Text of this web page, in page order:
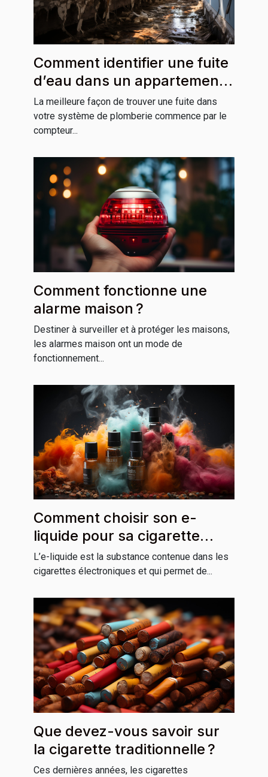
Comment identifier une fuite
d’eau dans un appartement
ou une maison ?
La meilleure façon de trouver une fuite dans
votre système de plomberie commence par le
compteur...
Comment fonctionne une
alarme maison ?
Destiner à surveiller et à protéger les maisons,
les alarmes maison ont un mode de
fonctionnement...
Comment choisir son e-
liquide pour sa cigarette
électronique ?
L’e-liquide est la substance contenue dans les
cigarettes électroniques et qui permet de...
Que devez-vous savoir sur
la cigarette traditionnelle ?
Ces dernières années, les cigarettes